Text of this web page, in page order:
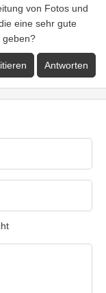
von Fotos und
eine sehr gute
geben?
Antworten